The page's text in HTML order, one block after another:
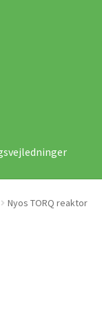
Nyos TORQ reaktor